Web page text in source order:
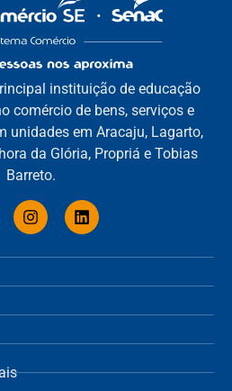
instituição de educação
comércio de bens, serviços e
unidades em Aracaju, Lagarto,
da Glória, Propriá e Tobias
Barreto.